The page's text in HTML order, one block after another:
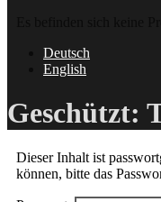
Deutsch
English
Geschützt:
Dieser Inhalt ist
können, bitte das